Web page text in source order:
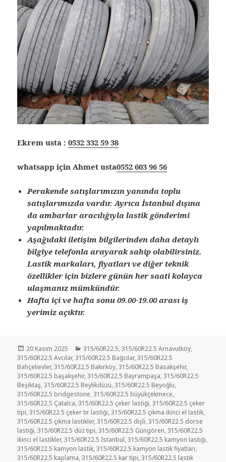
Ekrem usta :0532 332 59 38
whatsapp için Ahmet usta0552 603 96 56
Perakende satışlarımızın yanında toplu
satışlarımızda vardır. Ayrıca İstanbul dışına
da ambarlar aracılığıyla lastik gönderimi
yapılmaktadır.
Aşağıdaki iletişim bilgilerinden daha detaylı
bilgiye telefonla arayarak sahip olabilirsiniz.
Lastik markaları, fiyatları ve diğer teknik
özellikler için bizlere günün her saati kolayca
ulaşmanız mümkündür.
Hafta içi ve hafta sonu 09.00-19.00 arası iş
yerimiz açıktır.
Yayın
tarihi
20 Kasım 2025 Kategoriler
315/60R22.5,315/60R22.5 Arnavutköy,
315/60R22.5 Avcılar,315/60R22.5 Bağcılar,315/60R22.5
Bahçelievler,315/60R22.5 Bakırköy,315/60R22.5 Basakşehir,
315/60R22.5 başakşehir,315/60R22.5 Bayrampaşa,315/60R22.5
Beşiktaş,315/60R22.5 Beylikdüzü,315/60R22.5 Beyoğlu,
315/60R22.5 bridgestone,315/60R22.5 büyükçekmece,
315/60R22.5 Çatalca,315/60R22.5 çeker lastiği,315/60R22.5 çeker
tipi,315/60R22.5 çeker tır lastiği,315/60R22.5 çıkma ikinci el lastik,
315/60R22.5 çıkma lastikler,315/60R22.5 dişli,315/60R22.5 dorse
lastiği,315/60R22.5 düz tipi,315/60R22.5 Güngören,315/60R22.5
ikinci el lastikler,315/60R22.5 İstanbul,315/60R22.5 kamyon lastiği,
315/60R22.5 kamyon lastik,315/60R22.5 kamyon lastik fiyatları,
315/60R22.5 kaplama,315/60R22.5 kar tipi,315/60R22.5 lastik